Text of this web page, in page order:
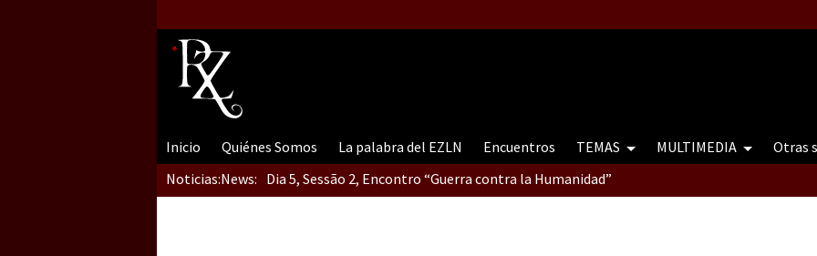
Inicio Quiénes Somos La palabra del EZLN Encuentros TEMAS MULTIMEDIA Otras
Noticias:News: Dia 5, Sessão 2, Encontro “Guerra contra la Humanidad”